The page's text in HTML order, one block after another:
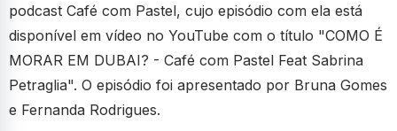
podcast Café com Pastel, cujo episódio com ela está
disponível em vídeo no YouTube com o título "COMO É
MORAR EM DUBAI? - Café com Pastel Feat Sabrina
Petraglia". O episódio foi apresentado por Bruna Gomes
e Fernanda Rodrigues.